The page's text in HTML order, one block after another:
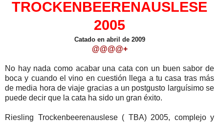
TROCKENBEERENAUSLESE
2005
Catado en abril de 2009
@@@@+
No hay nada como acabar una cata con un buen sabor de
boca y cuando el vino en cuestión llega a tu casa tras más
de media hora de viaje gracias a un postgusto larguísimo se
puede decir que la cata ha sido un gran éxito.
Riesling Trockenbeerenauslese ( TBA) 2005, complejo y